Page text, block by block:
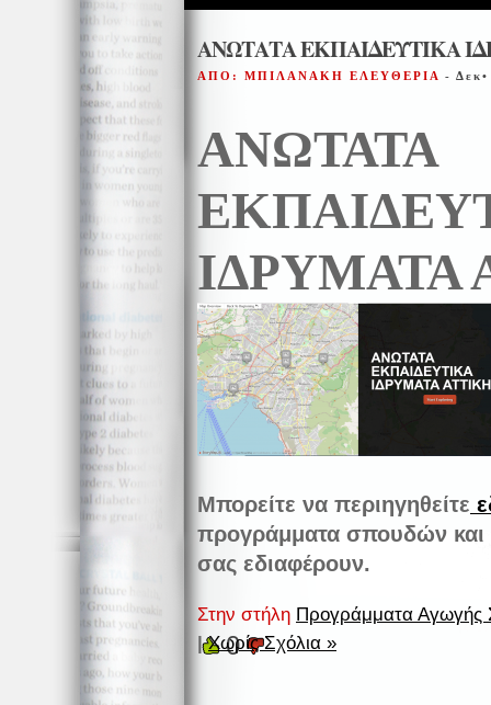
ΑΝΩΤΑΤΑ ΕΚΠΑΙΔΕΥΤΙΚΑ
ΑΠΟ: ΜΠΙΛΑΝΑΚΗ ΕΛΕΥΘΕΡΙΑ -
ΑΝΩΤΑΤΑ
ΙΔΡΥΜΑΤΑ
Μπορείτε να περιηγηθείτε
προγράμματα σπουδών και
σας εδιαφέρουν.
Στην στήλη Προγράμματα Αγωγής
| Χωρίς Σχόλια »
0